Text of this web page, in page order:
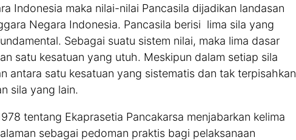
Indonesia maka nilai-nilai Pancasila dijadikan landasan
Negara Indonesia. Pancasila berisi lima sila yang
Sebagai suatu sistem nilai, maka lima dasar
satu kesatuan yang utuh. Meskipun dalam setiap sila
antara satu kesatuan yang sistematis dan tak terpisahkan
sila yang lain.
tentang Ekaprasetia Pancakarsa menjabarkan kelima
sebagai pedoman praktis bagi pelaksanaan